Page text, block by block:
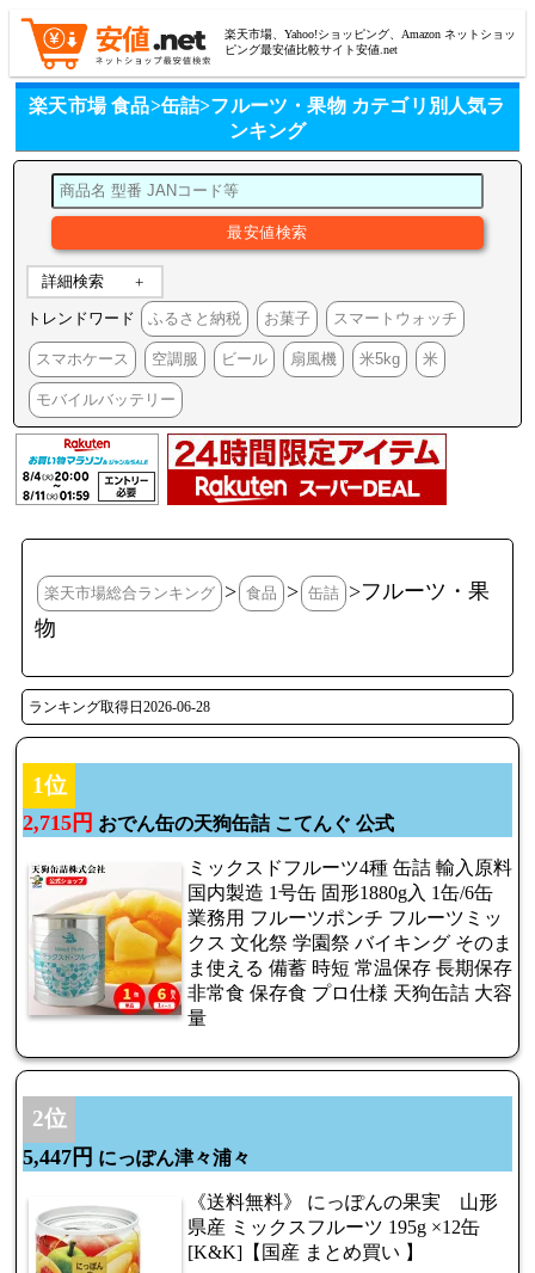
楽天市場、Yahoo!ショッピング、Amazon ネットショッ
ピング最安値比較サイト安値.net
楽天市場 食品>缶詰>フルーツ・果物 カテゴリ別人気ラ
ンキング
詳細検索
トレンドワード ふるさと納税 お菓子 スマートウォッチ
スマホケース 空調服 ビール 扇風機 米5kg 米
モバイルバッテリー
楽天市場総合ランキング > 食品 > 缶詰 >フルーツ・果
物
ランキング取得日2026-06-28
1位
2,715円 おでん缶の天狗缶詰 こてんぐ 公式
ミックスドフルーツ4種 缶詰 輸入原料
国内製造 1号缶 固形1880g入 1缶/6缶
業務用 フルーツポンチ フルーツミッ
クス 文化祭 学園祭 バイキング そのま
ま使える 備蓄 時短 常温保存 長期保存
非常食 保存食 プロ仕様 天狗缶詰 大容
量
2位
5,447円 にっぽん津々浦々
《送料無料》 にっぽんの果実 山形
県産 ミックスフルーツ 195g ×12缶
[K&K]【国産 まとめ買い 】